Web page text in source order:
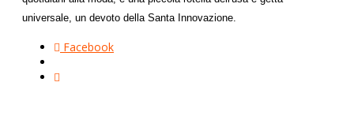
universale, un devoto della Santa Innovazione.
Facebook